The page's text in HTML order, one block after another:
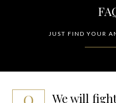
JUST FIND YOUR
We will